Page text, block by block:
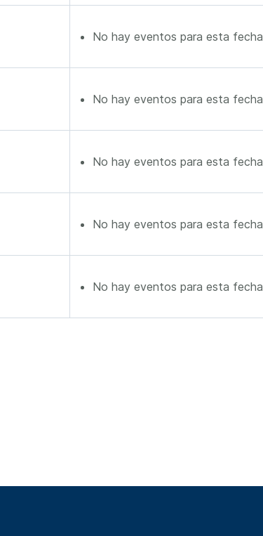
No hay eventos para esta fecha
No hay eventos para esta fecha
No hay eventos para esta fecha
No hay eventos para esta fecha
No hay eventos para esta fecha